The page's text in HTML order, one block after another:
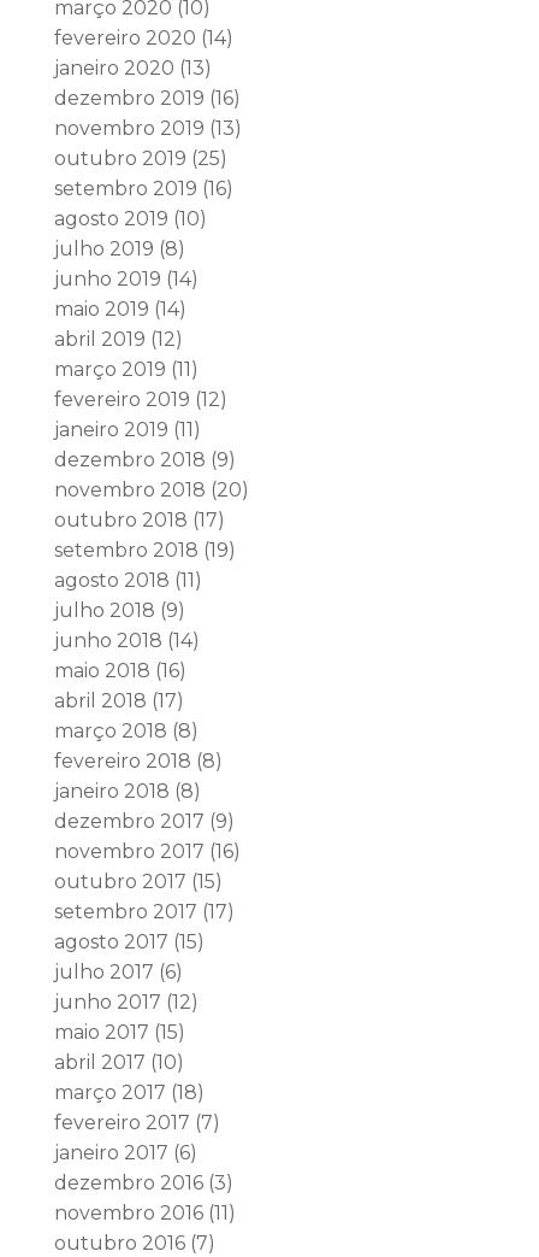
março 2020 (10)
fevereiro 2020 (14)
janeiro 2020 (13)
dezembro 2019 (16)
novembro 2019 (13)
outubro 2019 (25)
setembro 2019 (16)
agosto 2019 (10)
julho 2019 (8)
junho 2019 (14)
maio 2019 (14)
abril 2019 (12)
março 2019 (11)
fevereiro 2019 (12)
janeiro 2019 (11)
dezembro 2018 (9)
novembro 2018 (20)
outubro 2018 (17)
setembro 2018 (19)
agosto 2018 (11)
julho 2018 (9)
junho 2018 (14)
maio 2018 (16)
abril 2018 (17)
março 2018 (8)
fevereiro 2018 (8)
janeiro 2018 (8)
dezembro 2017 (9)
novembro 2017 (16)
outubro 2017 (15)
setembro 2017 (17)
agosto 2017 (15)
julho 2017 (6)
junho 2017 (12)
maio 2017 (15)
abril 2017 (10)
março 2017 (18)
fevereiro 2017 (7)
janeiro 2017 (6)
dezembro 2016(3)
novembro 2016(11)
outubro 2016(7)